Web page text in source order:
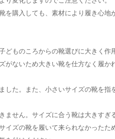
を購入しても、素材により履き心
どものころからの靴選びに大きく作
がないため大きい靴を仕方なく履
した。また、小さいサイズの靴を
ません。サイズに合う靴は大きすぎ
イズの靴を履いて来られなかったた